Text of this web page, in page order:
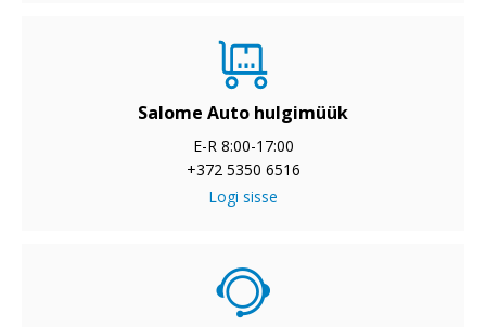
Salome Auto hulgimüük
E-R 8:00-17:00
+372 5350 6516
Logi sisse